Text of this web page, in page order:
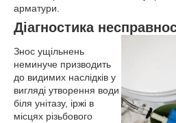
арматури.
Діагностика
Знос ущільнень
неминуче призводить
до видимих наслідків у
вигляді утворення води
біля унітазу, іржі в
місцях різьбового